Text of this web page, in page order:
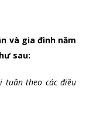
và gia đình năm
sau:
tuân theo các điều